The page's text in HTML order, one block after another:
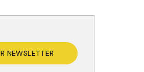
NEWSLETTER